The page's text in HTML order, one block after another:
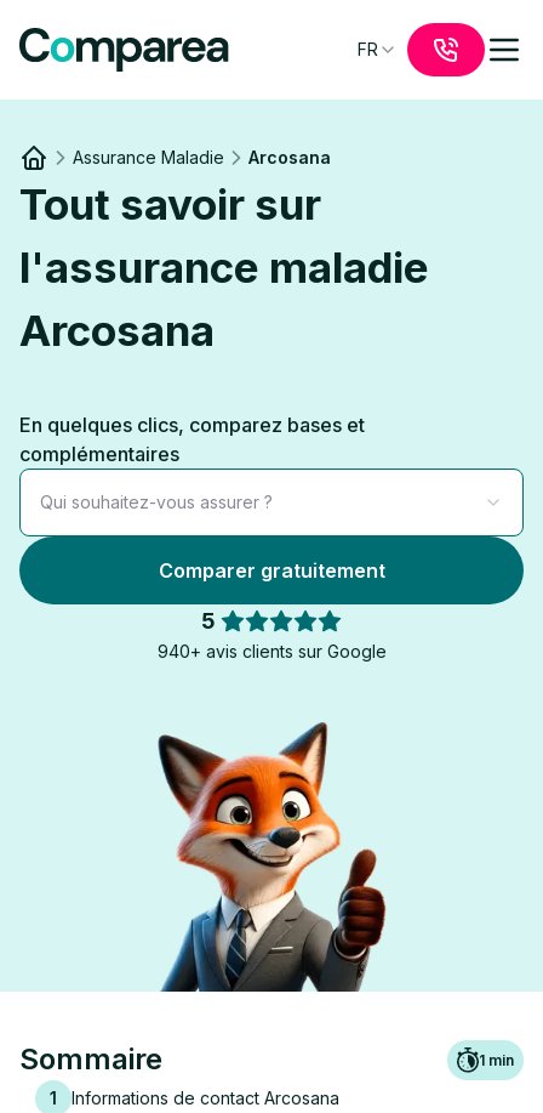
FR
Assurance Maladie Arcosana
Tout savoir sur
l'assurance maladie
Arcosana
En quelques clics, comparez bases et
complémentaires
Qui souhaitez-vous assurer ?
Comparer gratuitement
5
940+ avis clients sur Google
Sommaire 1 min
1 Informations de contact Arcosana